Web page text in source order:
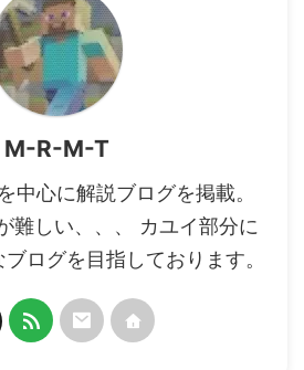
M-R-M-T
中心に解説ブログを掲載。
難しい、、、 カユイ部分に
ログを目指しております。